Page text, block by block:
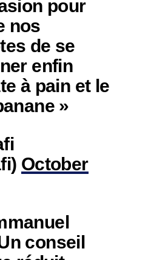
pour
nos
de se
enfin
à pain et le
»
October
conseil